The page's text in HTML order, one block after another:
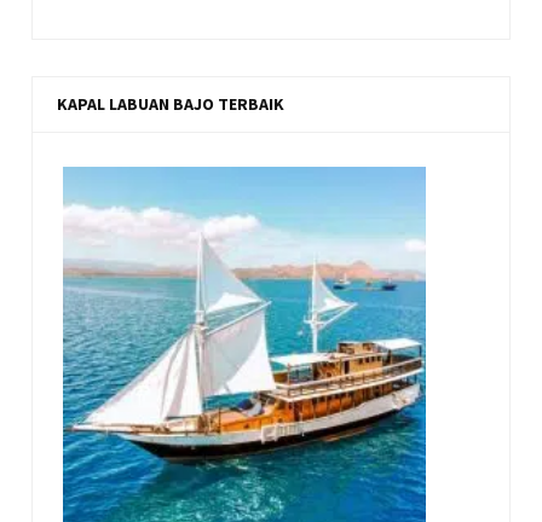
KAPAL LABUAN BAJO TERBAIK